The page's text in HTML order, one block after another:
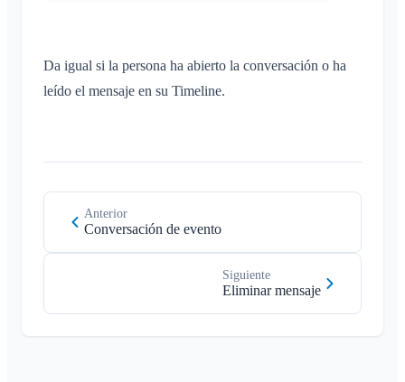
Permisos de acceso de la app
Eliminar miembros
Administrador del área
Cerrar el Klubraum
Da igual si la persona ha abierto la conversación o ha
leído el mensaje en su Timeline.
Anterior
Conversación de evento
Siguiente
Eliminar mensaje